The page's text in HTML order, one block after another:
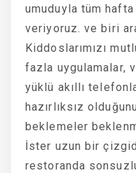
umuduyla tüm
veriyoruz. ve biri
Kiddoslarımızı
fazla uygulamalar,
yüklü akıllı
hazırlıksız
beklemeler
İster uzun bir
restoranda